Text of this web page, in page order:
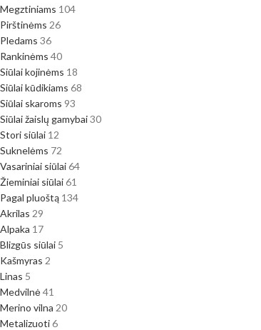
Megztiniams 104
Pirštinėms 26
Pledams 36
Rankinėms 40
Siūlai kojinėms 18
Siūlai kūdikiams 68
Siūlai skaroms 93
Siūlai žaislų gamybai30
Stori siūlai 12
Suknelėms 72
Vasariniai siūlai64
Žieminiai siūlai61
Pagal pluoštą 134
Akrilas 29
Alpaka 17
Blizgūs siūlai 5
Kašmyras 2
Linas 5
Medvilnė41
Merino vilna 20
Metalizuoti6